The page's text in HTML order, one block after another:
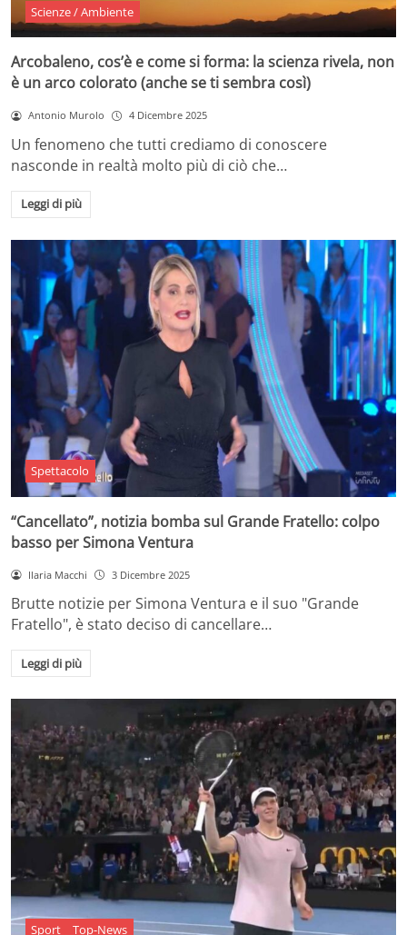
Scienze / Ambiente
Arcobaleno, cos’è e come si forma: la scienza rivela, non
è un arco colorato (anche se ti sembra così)
Antonio Murolo 4 Dicembre 2025
Un fenomeno che tutti crediamo di conoscere
nasconde in realtà molto più di ciò che…
Leggi di più
Spettacolo
“Cancellato”, notizia bomba sul Grande Fratello: colpo
basso per Simona Ventura
Ilaria Macchi 3 Dicembre 2025
Brutte notizie per Simona Ventura e il suo "Grande
Fratello", è stato deciso di cancellare…
Leggi di più
Sport Top-News